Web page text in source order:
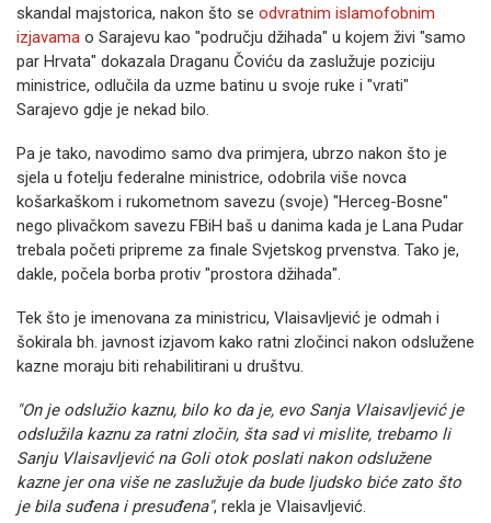
skandal majstorica, nakon što se odvratnim islamofobnim
izjavama o Sarajevu kao "području džihada" u kojem živi "samo
par Hrvata" dokazala Draganu Čoviću da zaslužuje poziciju
ministrice, odlučila da uzme batinu u svoje ruke i "vrati"
Sarajevo gdje je nekad bilo.
Pa je tako, navodimo samo dva primjera, ubrzo nakon što je
sjela u fotelju federalne ministrice, odobrila više novca
košarkaškom i rukometnom savezu (svoje) "Herceg-Bosne"
nego plivačkom savezu FBiH baš u danima kada je Lana Pudar
trebala početi pripreme za finale Svjetskog prvenstva. Tako je,
dakle, počela borba protiv "prostora džihada".
Tek što je imenovana za ministricu, Vlaisavljević je odmah i
šokirala bh. javnost izjavom kako ratni zločinci nakon odslužene
kazne moraju biti rehabilitirani u društvu.
"On je odslužio kaznu, bilo ko da je, evo Sanja Vlaisavljević je
odslužila kaznu za ratni zločin, šta sad vi mislite, trebamo li
Sanju Vlaisavljević na Goli otok poslati nakon odslužene
kazne jer ona više ne zaslužuje da bude ljudsko biće zato što
je bila suđena i presuđena", rekla je Vlaisavljević.